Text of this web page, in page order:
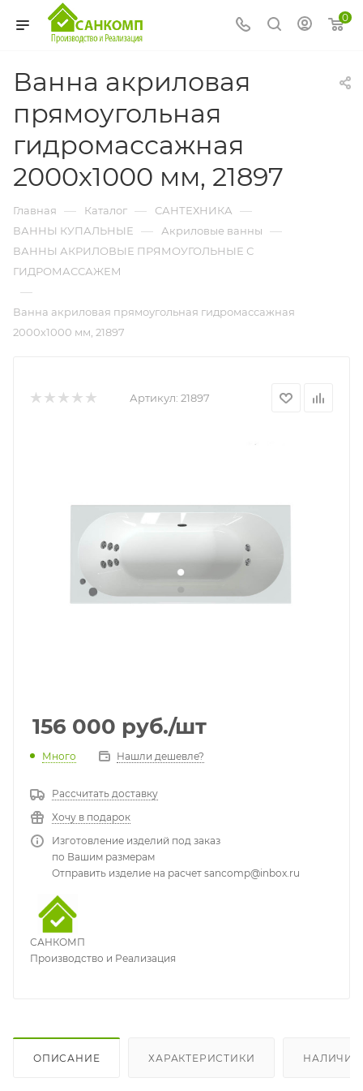
0
Ванна акриловая
прямоугольная
гидромассажная
2000х1000 мм, 21897
Главная — Каталог — САНТЕХНИКА —
ВАННЫ КУПАЛЬНЫЕ — Акриловые ванны —
ВАННЫ АКРИЛОВЫЕ ПРЯМОУГОЛЬНЫЕ С
ГИДРОМАССАЖЕМ
—
Ванна акриловая прямоугольная гидромассажная
2000х1000 мм, 21897
Артикул: 21897
156 000 руб./шт
Много Нашли дешевле?
Рассчитать доставку
Хочу в подарок
Изготовление изделий под заказ
по Вашим размерам
Отправить изделие на расчет sancomp@inbox.ru
САНКОМП
Производство и Реализация
ОПИСАНИЕ ХАРАКТЕРИСТИКИ НАЛИЧИЕ